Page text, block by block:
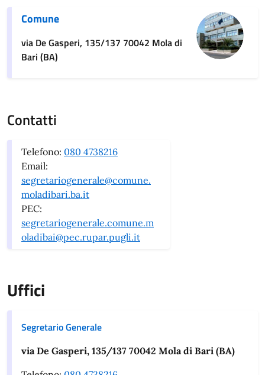
Comune
via De Gasperi, 135/137 70042 Mola di
Bari (BA)
Contatti
Telefono: 080 4738216
Email:
segretariogenerale@comune.
moladibari.ba.it
PEC:
segretariogenerale.comune.m
oladibai@pec.rupar.pugli.it
Uffici
Segretario Generale
via De Gasperi, 135/137 70042 Mola di Bari (BA)